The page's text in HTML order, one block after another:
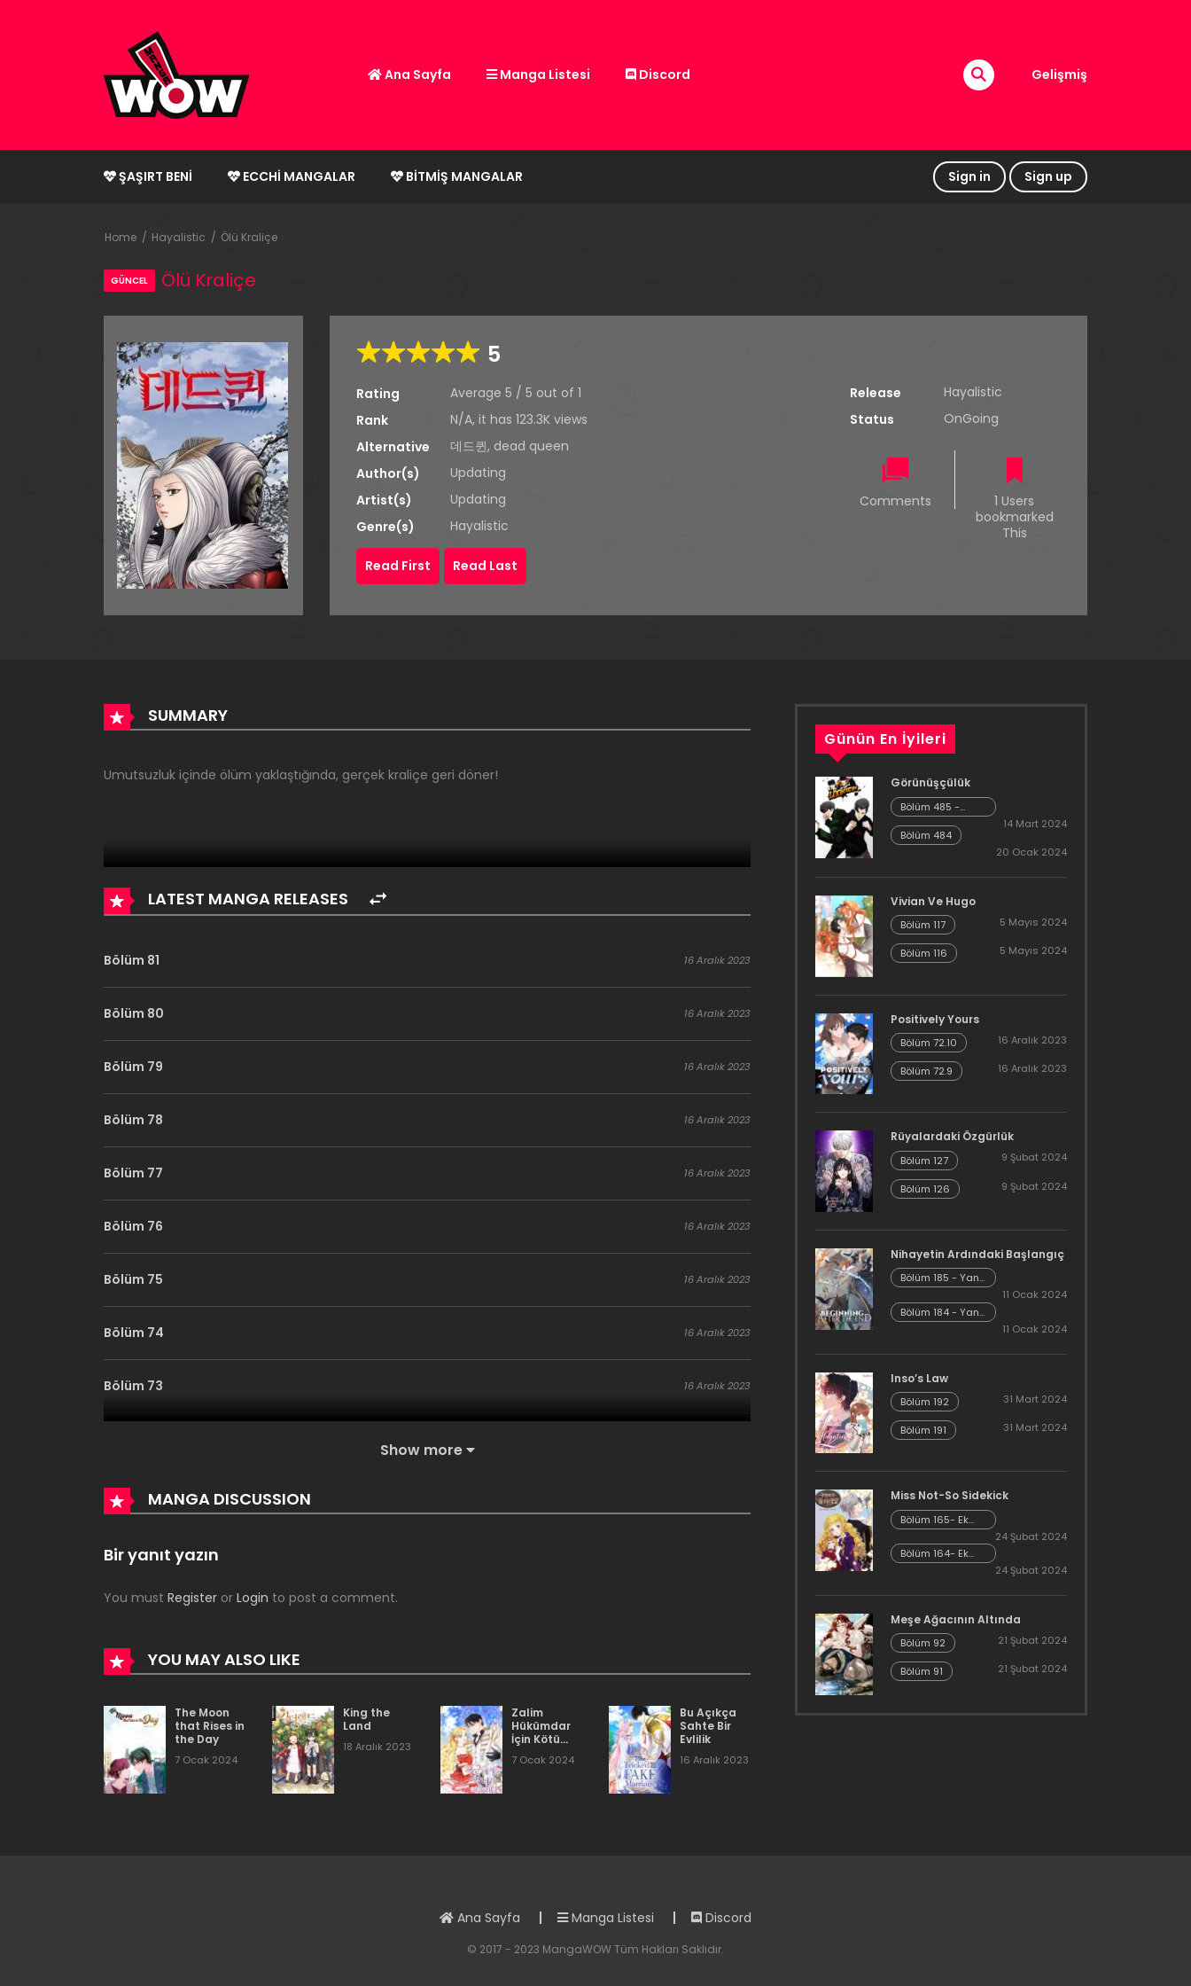
Ana Sayfa Manga Listesi Discord Gelişmiş
ŞAŞIRT BENI ECCHI MANGALAR BITMIŞ MANGALAR Sign in Sign up
Home Hayalistic Ölü Kraliçe
GÜNCEL Ölü Kraliçe
5
Rating Average 5 / 5 out of 1
Rank
N/A, it has 123.3K views
Alternative
데드퀸, dead queen
Author(s)
Updating
Artist(s)
Updating
Genre(s)
Hayalistic
Release
Hayalistic
Status
OnGoing
Comments
1 Users
bookmarked
This
Read First
Read Last
SUMMARY
Umutsuzluk içinde ölüm yaklaştığında, gerçek kraliçe geri döner!
LATEST MANGA RELEASES
Bölüm 81 16 Aralık 2023
Bölüm 80 16 Aralık 2023
Bölüm 79 16 Aralık 2023
Bölüm 78 16 Aralık 2023
Bölüm 77 16 Aralık 2023
Bölüm 76 16 Aralık 2023
Bölüm 75 16 Aralık 2023
Bölüm 74 16 Aralık 2023
Bölüm 73 16 Aralık 2023
Bölüm 71
Bölüm 70
Bölüm 69
Bölüm 68
Bölüm 67
Bölüm 66 16 Aralık 2023
16 Aralık 2023
Show more
MANGA DISCUSSION
Bir yanıt yazın
You must Register or Login to post a comment.
YOU MAY ALSO LIKE
The Moon
that Rises in
the Day
7 Ocak 2024
King the
Land
18 Aralık 2023
Zalim
Hükümdar
İçin Kötü
7 Ocak 2024
Bu Açıkça
Sahte Bir
Evlilik
16 Aralık 2023
Günün En İyileri
Görünüşçülük
Bölüm 485 -
Cheonliang [04]
14 Mart 2024
Bölüm 484
20 Ocak 2024
Vivian Ve Hugo
Bölüm 117 5 Mayıs 2024
Bölüm 116 5 Mayıs 2024
Positively Yours
Bölüm 72.10 16 Aralık 2023
Bölüm 72.9 16 Aralık 2023
Rüyalardaki Özgürlük
Bölüm 127 9 Şubat 2024
Bölüm 126 9 Şubat 2024
Nihayetin Ardındaki Başlangıç
Bölüm 185 - Yan
Hikaye Kısım 7
11 Ocak 2024
Bölüm 184 - Yan
Hikaye Kısım 6
11 Ocak 2024
Inso’s Law
Bölüm 192 31 Mart 2024
Bölüm 191 31 Mart 2024
Miss Not-So Sidekick
Bölüm 165- Ek
Bölüm 26
24 Şubat 2024
Bölüm 164- Ek
Bölüm 25
24 Şubat 2024
Meşe Ağacının Altında
Bölüm 92 21 Şubat 2024
Bölüm 91 21 Şubat 2024
Ana Sayfa Manga Listesi Discord
© 2017 - 2023 MangaWOW Tüm Hakları Saklıdır.